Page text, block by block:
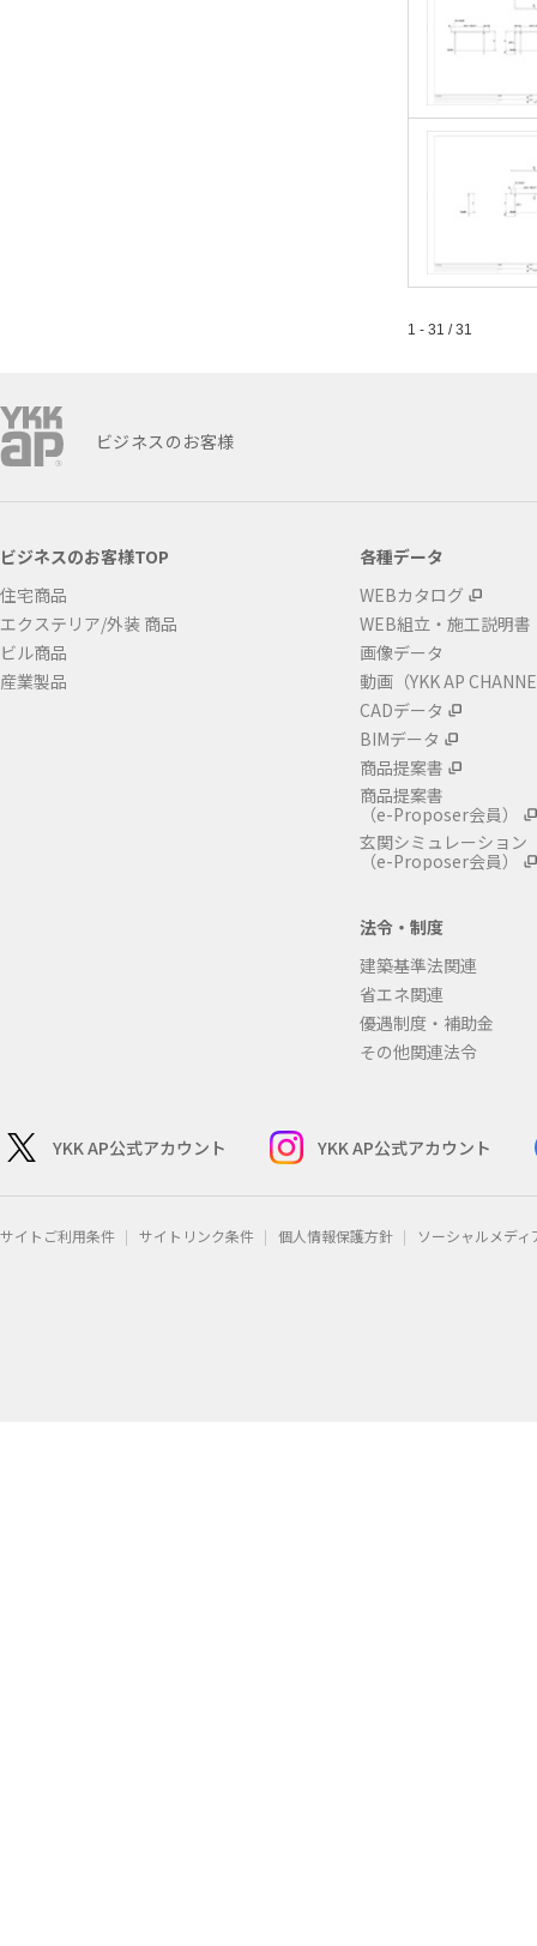
1 - 31 / 31
ビジネスのお客様
ビジネスのお客様TOP
住宅商品
エクステリア/外装 商品
ビル商品
産業製品
各種データ
WEBカタログ
WEB組立・施工説明書
画像データ
動画（YKK AP
CADデータ
BIMデータ
商品提案書
商品提案書
（e-Proposer会員）
玄関シミュレーション
（e-Proposer会員）
法令・制度
建築基準法関連
省エネ関連
優遇制度・補助金
その他関連法令
YKK AP公式アカウント YKK AP公式アカウント
サイトご利用条件 サイトリンク条件 個人情報保護方針 ソーシャルメデ